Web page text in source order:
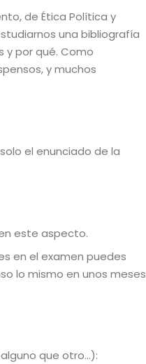
de Ética Política y
una bibliografía
y por qué. Como
y muchos
el enunciado de la
este aspecto.
en el examen puedes
lo mismo en unos meses
que otro…):